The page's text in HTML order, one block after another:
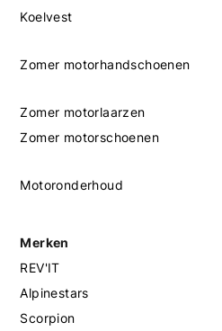
Koelvest
Zomer motorhandschoenen
Zomer motorlaarzen
Zomer motorschoenen
Motoronderhoud
Merken
REV'IT
Alpinestars
Scorpion